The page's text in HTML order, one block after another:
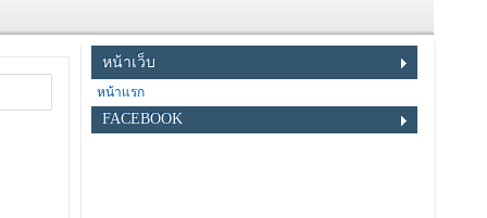
หน้าเว็บ
หน้าแรก
FACEBOOK